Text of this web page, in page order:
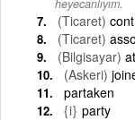
heyecanlıyım.
(Ticaret)
(Ticaret)
(Bilgisayar)
(Askeri)
partaken
{i} party